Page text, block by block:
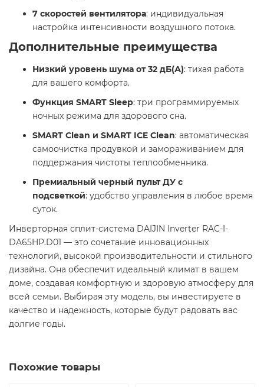
7 скоростей вентилятора: индивидуальная
настройка интенсивности воздушного потока. ​
Дополнительные преимущества
Низкий уровень шума от 32 дБ(А): тихая работа
для вашего комфорта. ​
Функция SMART Sleep: три программируемых
ночных режима для здорового сна. ​
SMART Clean и SMART ICE Clean: автоматическая
самоочистка продувкой и замораживанием для
поддержания чистоты теплообменника. ​
Премиальный черный пульт ДУ с
подсветкой: удобство управления в любое время
суток. ​
Инверторная сплит-система DAIJIN Inverter RAC-I-
DA65HP.D01 — это сочетание инновационных
технологий, высокой производительности и стильного
дизайна. Она обеспечит идеальный климат в вашем
доме, создавая комфортную и здоровую атмосферу для
всей семьи. Выбирая эту модель, вы инвестируете в
качество и надежность, которые будут радовать вас
долгие годы.​
Похожие товары